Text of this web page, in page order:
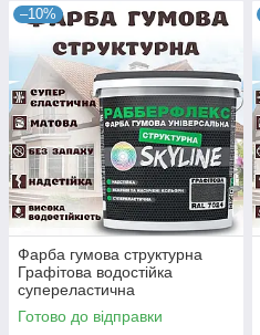
–10%
Фарба гумова структурна
Графітова водостійка
супереластична
універсальна емаль
«РабберФлекс» SkyLine для
Готово до відправки